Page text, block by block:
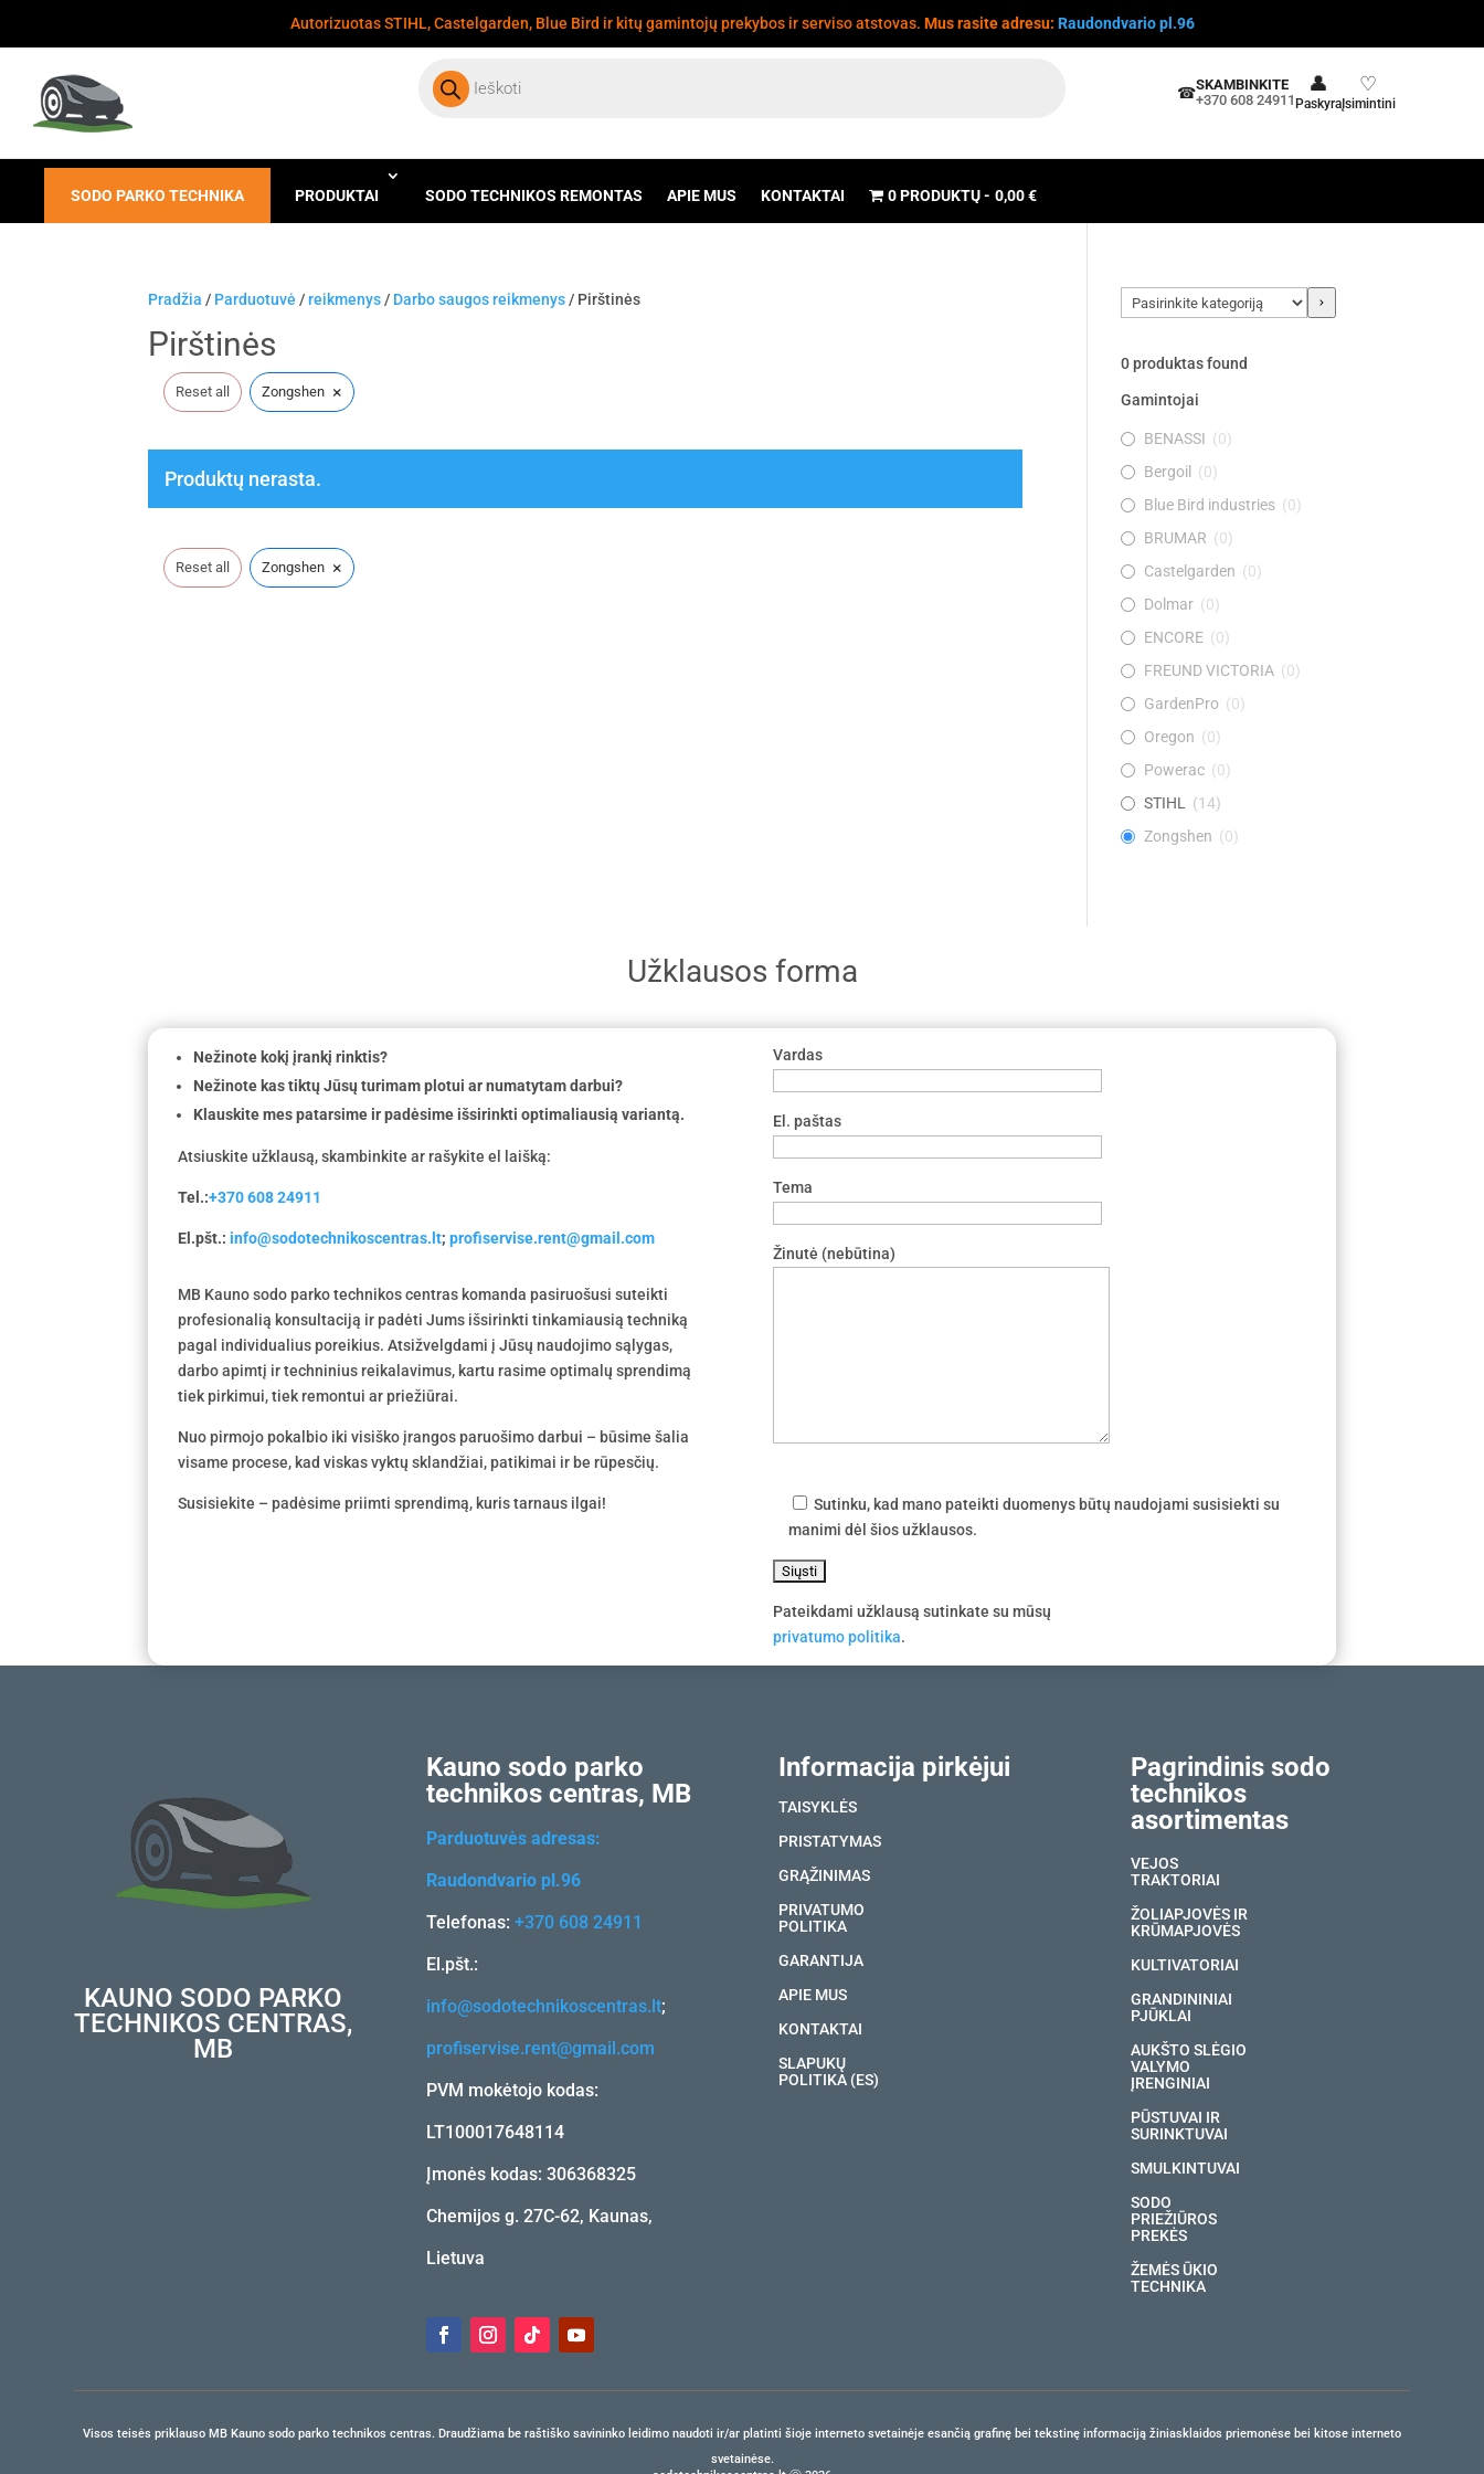
Autorizuotas STIHL, Castelgarden, Blue Bird ir kitų gamintojų prekybos ir serviso atstovas. Mus rasite adresu: Raudondvario pl.96
search
☎SKAMBINKITE
+370 608 24911
👤
Paskyra
♡
Įsimintini
SODO PARKO TECHNIKA PRODUKTAI SODO TECHNIKOS REMONTAS APIE MUS KONTAKTAI 0 PRODUKTŲ 0,00 €
Pradžia / Parduotuvė /reikmenys / Darbo saugos reikmenys / Pirštinės
Pirštinės
Reset all Zongshen ×
Produktų nerasta.
Reset all Zongshen ×
Pasirinkite
kategoriją
0produktas found
Gamintojai
BENASSI (0)
Bergoil
(0)
Blue Bird industries (0)
BRUMAR (0)
Castelgarden (0)
Dolmar (0)
ENCORE (0)
FREUND VICTORIA (0)
GardenPro (0)
Oregon (0)
Powerac (0)
STIHL
(14)
Zongshen (0)
Užklausos forma
Nežinote kokį įrankį rinktis?
Nežinote kas tiktų Jūsų turimam plotui ar numatytam darbui?
Klauskite mes patarsime ir padėsime išsirinkti optimaliausią variantą.
Atsiuskite užklausą, skambinkite ar rašykite el laišką:
Tel.:+370 608 24911
El.pšt.:info@sodotechnikoscentras.lt;profiservise.rent@gmail.com
MB Kauno sodo parko technikos centras komanda pasiruošusi suteikti
profesionalią konsultaciją ir padėti Jums išsirinkti tinkamiausią techniką
pagal individualius poreikius. Atsižvelgdami į Jūsų naudojimo sąlygas,
darbo apimtį ir techninius reikalavimus, kartu rasime optimalų sprendimą
tiek pirkimui, tiek remontui ar priežiūrai.
Nuo pirmojo pokalbio iki visiško įrangos paruošimo darbui – būsime šalia
visame procese, kad viskas vyktų sklandžiai, patikimai ir be rūpesčių.
Susisiekite – padėsime priimti sprendimą, kuris tarnaus ilgai!
Vardas
El. paštas
Tema
Žinutė (nebūtina)
Sutinku, kad mano pateikti duomenys būtų naudojami susisiekti su
manimi dėl šios užklausos.
Pateikdami užklausą sutinkate su mūsų
privatumo politika.
KAUNO SODO PARKO
TECHNIKOS CENTRAS,
MB
Kauno sodo parko
technikos centras, MB
Parduotuvės adresas:
Raudondvario pl.96
Telefonas:+370 608 24911
El.pšt.:
info@sodotechnikoscentras.lt;
profiservise.rent@gmail.com
PVM mokėtojo kodas:
LT100017648114
Įmonės kodas: 306368325
Chemijos g. 27C-62, Kaunas,
Lietuva
Informacija pirkėjui
TAISYKLĖS
PRISTATYMAS
GRĄŽINIMAS
PRIVATUMO
POLITIKA
GARANTIJA
APIE MUS
KONTAKTAI
SLAPUKŲ
POLITIKA (ES)
Pagrindinis sodo
technikos
asortimentas
VEJOS
TRAKTORIAI
ŽOLIAPJOVĖS IR
KRŪMAPJOVĖS
KULTIVATORIAI
GRANDININIAI
PJŪKLAI
AUKŠTO SLĖGIO
VALYMO
ĮRENGINIAI
PŪSTUVAI IR
SURINKTUVAI
SMULKINTUVAI
SODO
PRIEŽIŪROS
PREKĖS
ŽEMĖS ŪKIO
TECHNIKA
Visos teisės priklauso MB Kauno sodo parko technikos centras. Draudžiama be raštiško savininko leidimo naudoti ir/ar platinti šioje interneto svetainėje esančią grafinę bei tekstinę informaciją žiniasklaidos priemonėse bei kitose interneto
svetainėse.